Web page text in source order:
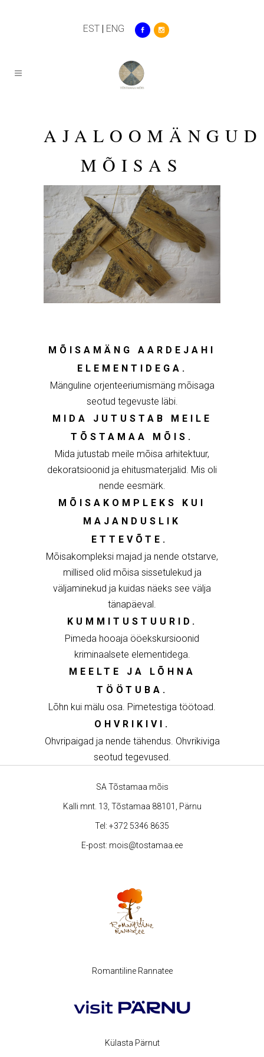
EST | ENG
AJALOOMÄNGUD
MÕISAS
MÕISAMÄNG AARDEJAHI
ELEMENTIDEGA.
Mänguline orjenteeriumismäng mõisaga
seotud tegevuste läbi.
MIDA JUTUSTAB MEILE
TÕSTAMAA MÕIS.
Mida jutustab meile mõisa arhitektuur,
dekoratsioonid ja ehitusmaterjalid. Mis oli
nende eesmärk.
MÕISAKOMPLEKS KUI
MAJANDUSLIK
ETTEVÕTE.
Mõisakompleksi majad ja nende otstarve,
millised olid mõisa sissetulekud ja
väljaminekud ja kuidas näeks see välja
tänapäeval.
KUMMITUSTUURID .
Pimeda hooaja ööekskursioonid
kriminaalsete elementidega.
MEELTE JA LÕHNA
TÖÖTUBA.
Lõhn kui mälu osa. Pimetestiga töötoad.
OHVRIKIVI.
Ohvripaigad ja nende tähendus. Ohvrikiviga
seotud tegevused.
SA Tõstamaa mõis
Kalli mnt. 13, Tõstamaa 88101, Pärnu
Tel: +372 5346 8635
E-post: mois@tostamaa.ee
Romantiline Rannatee
Külasta Pärnut